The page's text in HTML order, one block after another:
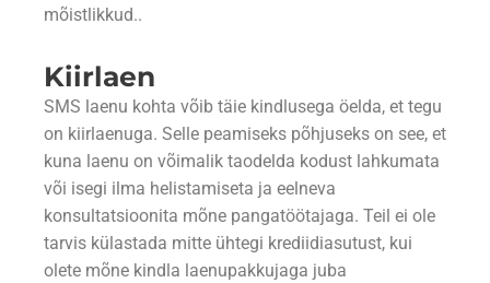
mõistlikkud..
Kiirlaen
SMS laenu kohta võib täie kindlusega öelda, et tegu
on kiirlaenuga. Selle peamiseks põhjuseks on see, et
kuna laenu on võimalik taodelda kodust lahkumata
või isegi ilma helistamiseta ja eelneva
konsultatsioonita mõne pangatöötajaga. Teil ei ole
tarvis külastada mitte ühtegi krediidiasutust, kui
olete mõne kindla laenupakkujaga juba